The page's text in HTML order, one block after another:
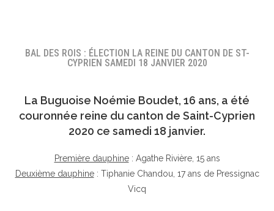
BAL DES ROIS : ÉLECTION LA REINE DU CANTON DE ST-
CYPRIEN SAMEDI 18 JANVIER 2020
La Buguoise Noémie Boudet, 16 ans, a été
couronnée reine du canton de Saint-Cyprien
2020 ce samedi 18 janvier.
Première dauphine: Agathe Rivière, 15 ans
Deuxième dauphine: Tiphanie Chandou, 17 ans de Pressignac
Vicq